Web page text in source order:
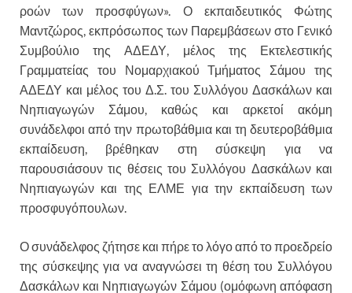
ροών των προσφύγων». Ο εκπαιδευτικός Φώτης
Μαντζώρος, εκπρόσωπος των Παρεμβάσεων στο Γενικό
Συμβούλιο της ΑΔΕΔΥ, μέλος της Εκτελεστικής
Γραμματείας του Νομαρχιακού Τμήματος Σάμου της
ΑΔΕΔΥ και μέλος του Δ.Σ. του Συλλόγου Δασκάλων και
Νηπιαγωγών Σάμου, καθώς και αρκετοί ακόμη
συνάδελφοι από την πρωτοβάθμια και τη δευτεροβάθμια
εκπαίδευση, βρέθηκαν στη σύσκεψη για να
παρουσιάσουν τις θέσεις του Συλλόγου Δασκάλων και
Νηπιαγωγών και της ΕΛΜΕ για την εκπαίδευση των
προσφυγόπουλων.
Ο συνάδελφος ζήτησε και πήρε το λόγο από το προεδρείο
της σύσκεψης για να αναγνώσει τη θέση του Συλλόγου
Δασκάλων και Νηπιαγωγών Σάμου (ομόφωνη απόφαση